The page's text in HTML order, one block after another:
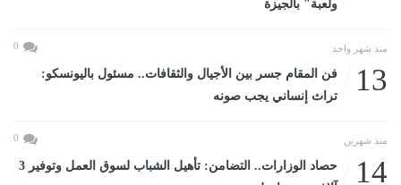
ولعبة" بالجيزة
منذ شهر واحد 0
13
فن المقام جسر بين الأجيال والثقافات.. مسئول باليونسكو:
تراث إنساني يجب صونه
منذ شهرين 0
14
حصاد الوزارات.. التضامن: تأهيل الشباب لسوق العمل وتوفير 3